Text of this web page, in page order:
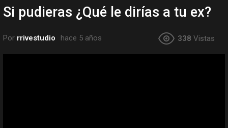
Si pudieras ¿Qué le dirías a tu ex?
Por rrivestudio hace 5 años 338 Vistas